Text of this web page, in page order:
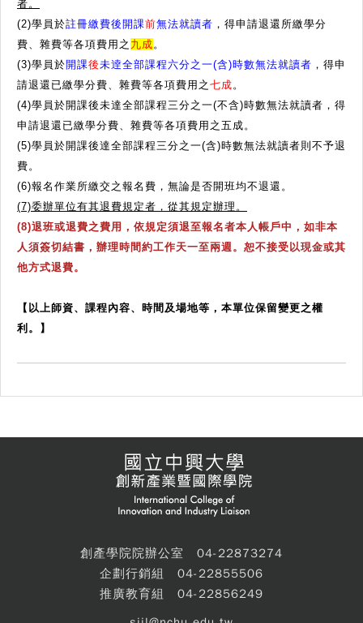
者。
(2)學員於註冊繳費後開課前無法就讀者 ，得申請退還所繳學分
費、雜費等各項費用之 九成。
(3)學員於開課後未逹全部課程六分之一(含)時數無法就讀者 ，得申
請退還已繳學分費、雜費等各項費用之 七成。
(4)學員於開課後未達全部課程三分之一(不含)時數無法就讀者，得
申請退還已繳學分費、雜費等各項費用之五成。
(5)學員於開課後達全部課程三分之一(含)時數無法就讀者則不予退
費。
(6)報名作業所繳交之報名費，無論是否開班均不退還。
(7)委辦單位有其退費規定者，從其規定辦理。
(8)退班或退費之費用，依規定須退至報名者本人帳戶中，如非本
人須簽切結書，辦理時間約工作天一至兩週。恕不接受以現金或其
他方式退費。
【以上師資、課程內容、時間及場地等，本單位保留變更之權
利。】
創產學院院辦公室 04-22873274
企劃行銷組 04-22855506
推廣教育組 04-22856249